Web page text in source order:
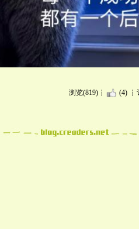
浏览(819) (4)